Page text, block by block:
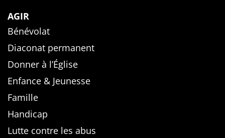
AGIR
Bénévolat
Diaconat permanent
Donner à l’Église
Enfance & Jeunesse
Famille
Handicap
Lutte contre les abus